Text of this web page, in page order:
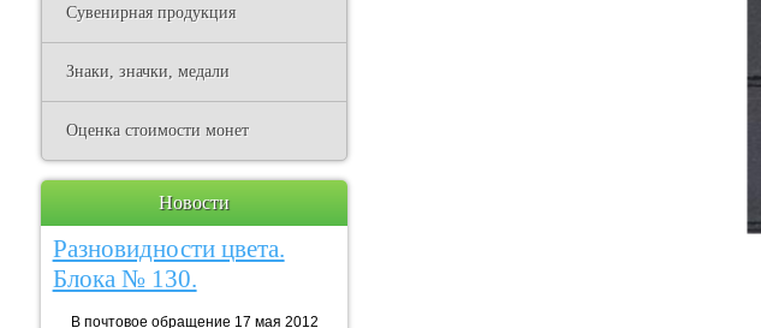
Сувенирная продукция
Знаки, значки, медали
Оценка стоимости монет
Новости
Разновидности цвета.
Блока № 130.
В почтовое обращение 17 мая 2012